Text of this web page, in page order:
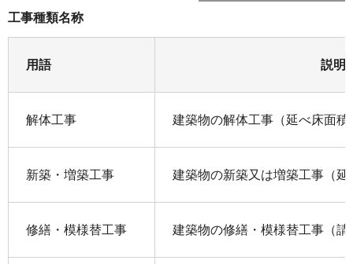
工事種類名称
用語 説明
解体工事 建築物の解体工事（延べ床面積
新築・増築工事 建築物の新築又は増築工事（
修繕・模様替工事 建築物の修繕・模様替工事（